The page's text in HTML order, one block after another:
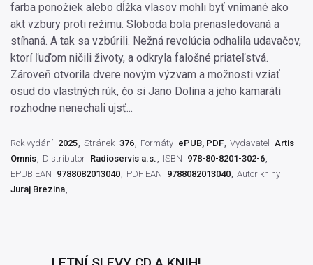
farba ponožiek alebo dĺžka vlasov mohli byť vnímané ako
akt vzbury proti režimu. Sloboda bola prenasledovaná a
stíhaná. A tak sa vzbúrili. Nežná revolúcia odhalila udavačov,
ktorí ľuďom ničili životy, a odkryla falošné priateľstvá.
Zároveň otvorila dvere novým výzvam a možnosti vziať
osud do vlastných rúk, čo si Jano Dolina a jeho kamaráti
rozhodne nenechali ujsť...
Rok vydání 2025 Stránek 376 Formáty ePUB, PDF Vydavatel
Artis
Omnis
Distributor Radioservis a.s. ISBN 978-80-8201-302-6
EPUB EAN 9788082013040 PDF EAN 9788082013040 Autor knihy
Juraj Brezina